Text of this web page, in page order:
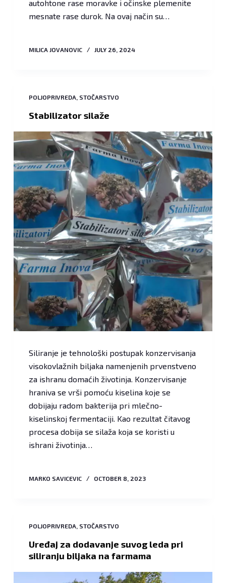
autohtone rase moravke i očinske plemenite
mesnate rase durok. Na ovaj način su…
MILICA JOVANOVIC JULY 26, 2024
POLJOPRIVREDA, STOČARSTVO
Stabilizator silaže
Siliranje je tehnološki postupak konzervisanja
visokovlažnih biljaka namenjenih prvenstveno
za ishranu domaćih životinja. Konzervisanje
hraniva se vrši pomoću kiselina koje se
dobijaju radom bakterija pri mlečno-
kiselinskoj fermentaciji. Kao rezultat čitavog
procesa dobija se silaža koja se koristi u
ishrani životinja…
MARKO SAVICEVIC OCTOBER 8, 2023
POLJOPRIVREDA STOČARSTVO
Uređaj za dodavanje suvog leda pri
siliranju biljaka na farmama